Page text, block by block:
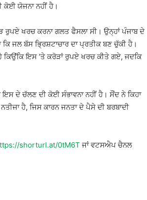
ਕੋਈ ਯੋਜਨਾ ਨਹੀਂ ਹੈ।
ਰੁਪਏ ਖਰਚ ਕਰਨਾ ਗਲਤ ਫੈਸਲਾ ਸੀ। ਉਨ੍ਹਾਂ ਪੰਜਾਬ ਦੇ
ਜਲ ਬੱਸ ਭ੍ਰਿਸ਼ਟਾਚਾਰ ਦਾ ਪ੍ਰਤੀਕ ਬਣ ਚੁੱਕੀ ਹੈ।
ਕਿਉਂਕਿ ਇਸ ‘ਤੇ ਕਰੋੜਾਂ ਰੁਪਏ ਖਰਚ ਕੀਤੇ ਗਏ, ਜਦਕਿ
ਦੇ ਚੱਲਣ ਦੀ ਕੋਈ ਸੰਭਾਵਨਾ ਨਹੀਂ ਹੈ। ਸੌਂਦ ਨੇ ਕਿਹਾ
ਹੈ, ਜਿਸ ਕਾਰਨ ਜਨਤਾ ਦੇ ਪੈਸੇ ਦੀ ਬਰਬਾਦੀ
shorturl.at/0tM6T ਜਾਂ ਵਟਸਐਪ ਚੈਨਲ